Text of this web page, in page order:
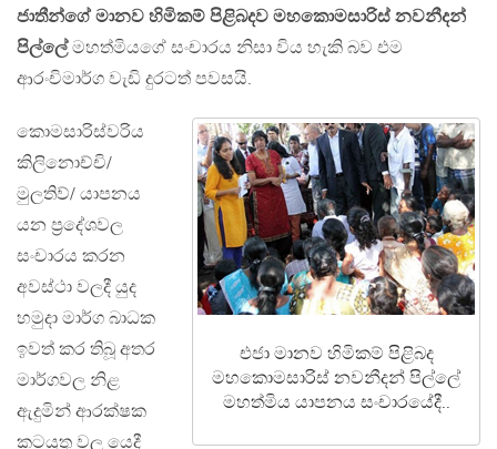
ජාතීන්ගේ මානව හිමිකම් පිළිබදව මහකොමසාරිස් නවනීදන්
පිල්ලේමහත්මියගේ සංචාරය නිසා විය හැකි බව එම
ආරංචිමාර්ග වැඩි දුරටත් පවසයි.
එජා මානව හිමිකම් පිළිබද
මහකොමසාරිස් නවනීදන් පිල්ලේ
මහත්මිය යාපනය සංචාරයේදී..
කොමසාරිස්වරිය
කිලිනොච්චි/
මුලතිව්/ යාපනය
යන ප්‍රදේශවල
සංචාරය කරන
අවස්ථා වලදී යුද
හමුදා මාර්ග බාධක
ඉවත් කර තිබූ අතර
මාර්ගවල නිළ
ඇදුමින් ආරක්ෂක
කටයුතු වල යෙදී